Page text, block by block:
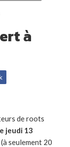
à
de roots
jeudi 13
(à seulement 20